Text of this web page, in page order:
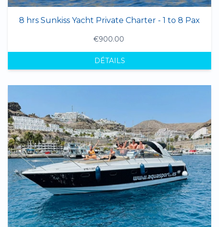
8 hrs Sunkiss Yacht Private Charter - 1 to 8 Pax
€900.00
DÉTAILS